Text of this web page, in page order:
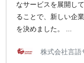
なサービスを展開し
ることで、新しい企
を決めました。 ...
株式会社言語